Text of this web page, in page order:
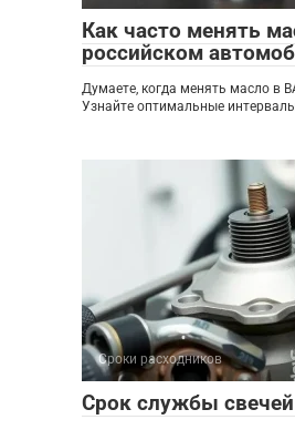
Как часто менять
российском
Думаете, когда менять масло в
Узнайте оптимальные
Сроки расходников
Срок службы